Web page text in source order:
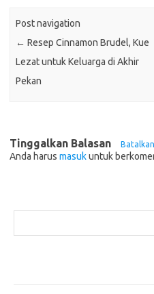
Post navigation
← Resep Cinnamon Brudel, Kue
Lezat untuk Keluarga di Akhir
Pekan
Tinggalkan Balasan
Anda harus masukuntuk